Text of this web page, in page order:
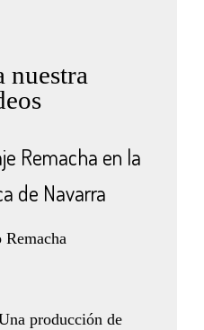
nuestra
Remacha en la
de Navarra
producción de